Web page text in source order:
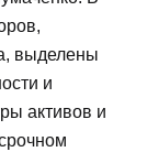
выделены
и
активов и